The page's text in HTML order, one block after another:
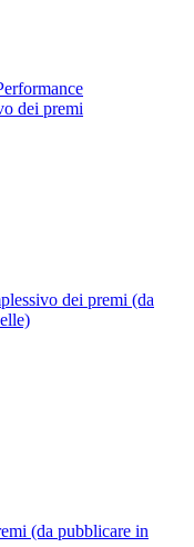
dei premi
dei premi (da
(da pubblicare in